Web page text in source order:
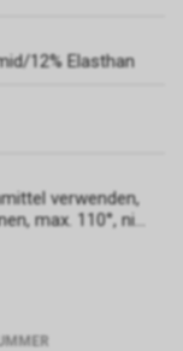
12% Elasthan
verwenden,
max. 110°, ni...